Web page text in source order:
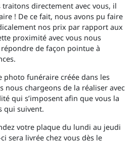
directement avec vous, il
! De ce fait, nous avons pu faire
nos prix par rapport aux
proximité avec vous nous
de façon pointue à
photo funéraire créée dans les
nous chargeons de la réaliser avec
qui s’imposent afin que vous la
qui suivent.
votre plaque du lundi au jeudi
sera livrée chez vous dès le